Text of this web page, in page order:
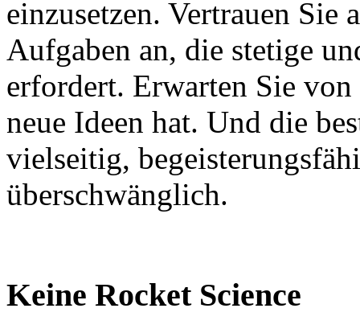
einzusetzen. Vertrauen Sie
Aufgaben an, die stetige
erfordert. Erwarten Sie von
neue Ideen hat. Und die
vielseitig,
überschwänglich.
Keine Rocket Science